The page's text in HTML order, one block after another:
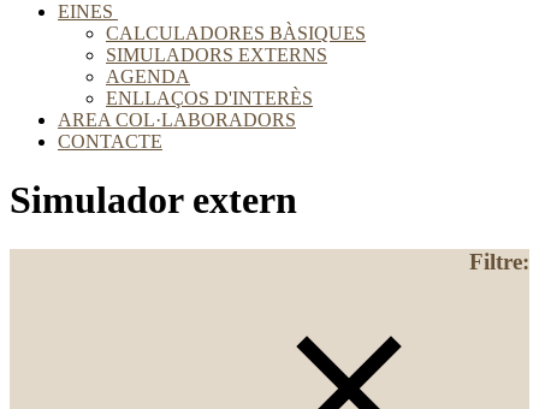
EINES
CALCULADORES BÀSIQUES
SIMULADORS EXTERNS
AGENDA
ENLLAÇOS D'INTERÈS
AREA COL·LABORADORS
CONTACTE
Simulador extern
Filtre: